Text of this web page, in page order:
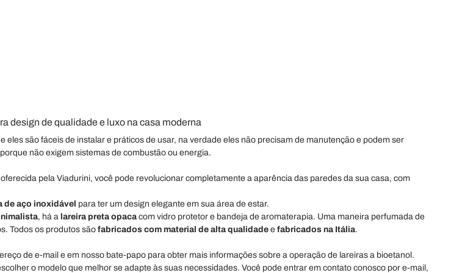
design de qualidade e luxo na casa moderna
eles são fáceis de instalar e práticos de usar, na verdade eles não precisam de manutenção e podem ser
não exigem sistemas de combustão ou energia.
oferecida pela Viadurini, você pode revolucionar completamente a aparência das paredes da sua casa, com
de aço inoxidável para ter um design elegante em sua área de estar.
, há a lareira preta opaca com vidro protetor e bandeja de aromaterapia. Uma maneira perfumada de
Todos os produtos são fabricados com material de alta qualidade e fabricados na Itália.
de e-mail e em nosso bate-papo para obter mais informações sobre a operação de lareiras a bioetanol.
o modelo que melhor se adapte às suas necessidades. Você pode entrar em contato conosco por e-mail,